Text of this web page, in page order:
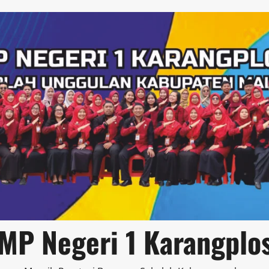
Negeri 1